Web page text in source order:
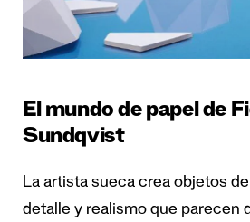
El mundo de papel de
Sundqvist
La artista sueca crea objetos
detalle y realismo que parecen